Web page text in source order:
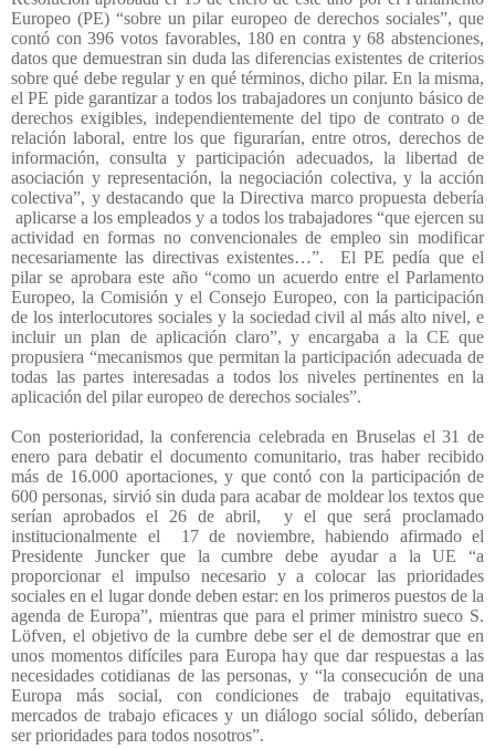
Europeo (PE) “sobre un pilar europeo de derechos sociales”, que
contó con 396 votos favorables, 180 en contra y 68 abstenciones,
datos que demuestran sin duda las diferencias existentes de criterios
sobre qué debe regular y en qué términos, dicho pilar. En la misma,
el PE pide garantizar a todos los trabajadores un conjunto básico de
derechos exigibles, independientemente del tipo de contrato o de
relación laboral, entre los que figurarían, entre otros, derechos de
información, consulta y participación adecuados, la libertad de
asociación y representación, la negociación colectiva, y la acción
colectiva”, y destacando que la Directiva marco propuesta debería
aplicarse a los empleados y a todos los trabajadores “que ejercen su
actividad en formas no convencionales de empleo sin modificar
necesariamente las directivas existentes…”.
El PE pedía que el
pilar se aprobara este año “como un acuerdo entre el Parlamento
Europeo, la Comisión y el Consejo Europeo, con la participación
de los interlocutores sociales y la sociedad civil al más alto nivel, e
incluir un plan de aplicación claro”, y encargaba a la CE que
propusiera “mecanismos que permitan la participación adecuada de
todas las partes interesadas a todos los niveles pertinentes en la
aplicación del pilar europeo de derechos sociales”.
Con posterioridad, la conferencia celebrada en Bruselas el 31 de
enero para debatir el documento comunitario, tras haber recibido
más de 16.000 aportaciones, y que contó con la participación de
600 personas, sirvió sin duda para acabar de moldear los textos que
serían aprobados el 26 de abril,
y el que será proclamado
institucionalmente el
17 de noviembre, habiendo afirmado el
Presidente Juncker que la cumbre debe ayudar a la UE “a
proporcionar el impulso necesario y a colocar las prioridades
sociales en el lugar donde deben estar: en los primeros puestos de la
agenda de Europa”, mientras que para el primer ministro sueco S.
Löfven, el objetivo de la cumbre debe ser el de demostrar que en
unos momentos difíciles para Europa hay que dar respuestas a las
necesidades cotidianas de las personas, y “la consecución de una
Europa más social, con condiciones de trabajo equitativas,
mercados de trabajo eficaces y un diálogo social sólido, deberían
ser prioridades para todos nosotros”.